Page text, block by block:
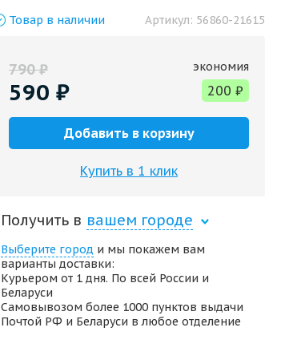
Товар в наличии Артикул: 56860-21615
790₽
590 ₽
экономия
200 ₽
Добавить в корзину
Купить в 1 клик
Получить в вашем городе
Выберите город и мы покажем вам
варианты доставки:
Курьером от 1 дня. По всей России и
Беларуси
Самовывозом более 1000 пунктов выдачи
Почтой РФ и Беларуси в любое отделение